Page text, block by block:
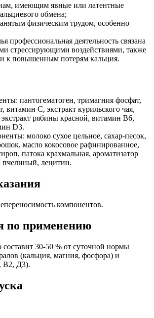
имеющим явные или латентные
обмена;
физическим трудом, особенно
профессиональная деятельность связана
стрессирующими воздействиями, также
к повышенным потерям кальция.
пантогематоген, тримагния фосфат,
витамин С, экстракт курильского чая,
экстракт рябины красной, витамин В6,
D3.
молоко сухое цельное, сахар-песок,
масло кокосовое рафинированное,
патока крахмальная, ароматизатор
пчелиный, лецитин.
компонентов.
по применению
составит 30-50 % от суточной нормы
(кальция, магния, фосфора) и
В2, Д3).